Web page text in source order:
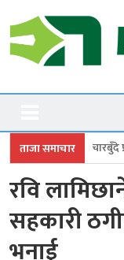
to
content
Dolpanews
ताजा समाचार
प्रस्तावसँगै डाेल्पाकाे
रवि
सहकारी